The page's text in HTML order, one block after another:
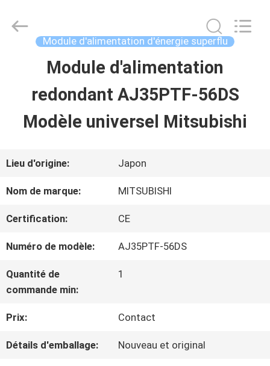
APERÇU
PRODUITS
VIDÉOS
DE
NOUS
Wisdomlong
Module d'alimentation d'énergie superflu
Module d'alimentation
redondant AJ35PTF-56DS
Modèle universel Mitsubishi
Lieu d'origine: Japon
Nom de marque: MITSUBISHI
Certification: CE
Numéro de modèle: AJ35PTF-56DS
Quantité de
commande min:
1
Prix: Contact
Détails d'emballage: Nouveau et original